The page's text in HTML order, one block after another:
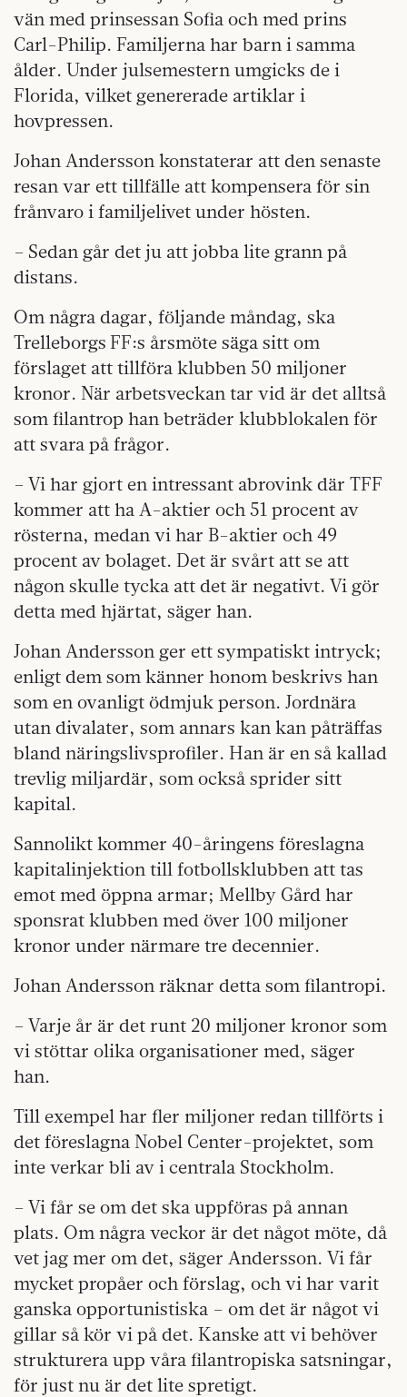
vän med prinsessan Sofia och med prins
Carl-Philip. Familjerna har barn i samma
ålder. Under julsemestern umgicks de i
Florida, vilket genererade artiklar i
hovpressen.
Johan Andersson konstaterar att den senaste
resan var ett tillfälle att kompensera för sin
frånvaro i familjelivet under hösten.
– Sedan går det ju att jobba lite grann på
distans.
Om några dagar, följande måndag, ska
Trelleborgs FF:s årsmöte säga sitt om
förslaget att tillföra klubben 50 miljoner
kronor. När arbetsveckan tar vid är det alltså
som filantrop han beträder klubblokalen för
att svara på frågor.
– Vi har gjort en intressant abrovink där TFF
kommer att ha A-aktier och 51 procent av
rösterna, medan vi har B-aktier och 49
procent av bolaget. Det är svårt att se att
någon skulle tycka att det är negativt. Vi gör
detta med hjärtat, säger han.
Johan Andersson ger ett sympatiskt intryck;
enligt dem som känner honom beskrivs han
som en ovanligt ödmjuk person. Jordnära
utan divalater, som annars kan kan påträffas
bland näringslivsprofiler. Han är en så kallad
trevlig miljardär, som också sprider sitt
kapital.
Sannolikt kommer 40-åringens föreslagna
kapitalinjektion till fotbollsklubben att tas
emot med öppna armar; Mellby Gård har
sponsrat klubben med över 100 miljoner
kronor under närmare tre decennier.
Johan Andersson räknar detta som filantropi.
– Varje år är det runt 20 miljoner kronor som
vi stöttar olika organisationer med, säger
han.
Till exempel har fler miljoner redan tillförts i
det föreslagna Nobel Center-projektet, som
inte verkar bli av i centrala Stockholm.
– Vi får se om det ska uppföras på annan
plats. Om några veckor är det något möte, då
vet jag mer om det, säger Andersson. Vi får
mycket propåer och förslag, och vi har varit
ganska opportunistiska – om det är något vi
gillar så kör vi på det. Kanske att vi behöver
strukturera upp våra filantropiska satsningar,
för just nu är det lite spretigt.